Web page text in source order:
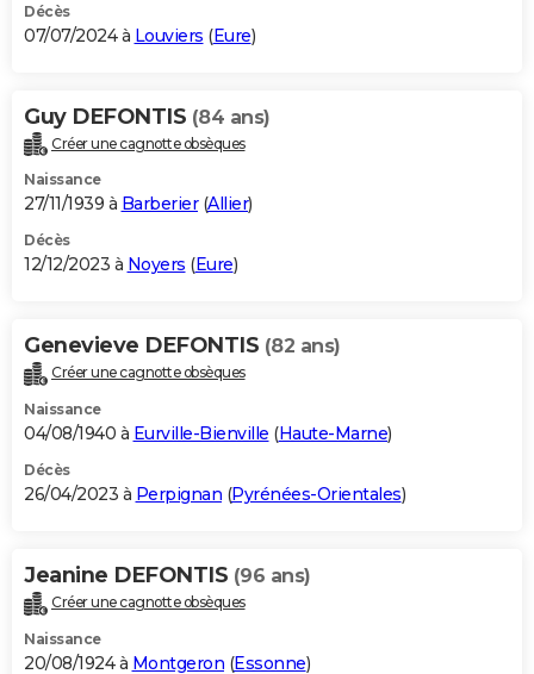
Décès
07/07/2024 à Louviers (Eure)
Guy DEFONTIS (84 ans)
Créer une cagnotte obsèques
Naissance
27/11/1939 à Barberier(Allier)
Décès
12/12/2023 à Noyers (Eure)
Genevieve DEFONTIS (82 ans)
Créer une cagnotte obsèques
Naissance
04/08/1940 à Eurville-Bienville (Haute-Marne)
Décès
26/04/2023 à Perpignan (Pyrénées-Orientales)
Jeanine DEFONTIS (96 ans)
Créer une cagnotte obsèques
Naissance
20/08/1924 à Montgeron (Essonne)